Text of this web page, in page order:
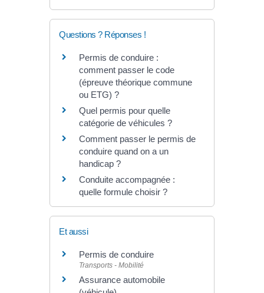
Questions ? Réponses !
Permis de conduire :
comment passer le code
(épreuve théorique commune
ou ETG) ?
Quel permis pour quelle
catégorie de véhicules ?
Comment passer le permis de
conduire quand on a un
handicap ?
Conduite accompagnée :
quelle formule choisir ?
Et aussi
Permis de conduire
Transports - Mobilité
Assurance automobile